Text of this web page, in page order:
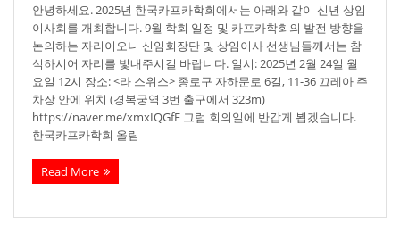
안녕하세요. 2025년 한국카프카학회에서는 아래와 같이 신년 상임
이사회를 개최합니다. 9월 학회 일정 및 카프카학회의 발전 방향을
논의하는 자리이오니 신임회장단 및 상임이사 선생님들께서는 참
석하시어 자리를 빛내주시길 바랍니다. 일시: 2025년 2월 24일 월
요일 12시 장소: <라 스위스> 종로구 자하문로 6길, 11-36 끄레아 주
차장 안에 위치 (경복궁역 3번 출구에서 323m)
https://naver.me/xmxIQGfE 그럼 회의일에 반갑게 뵙겠습니다.
한국카프카학회 올림
Read More